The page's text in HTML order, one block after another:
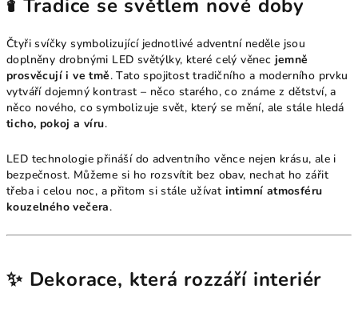
🕯️ Tradice se světlem nové doby
Čtyři svíčky symbolizující jednotlivé adventní neděle jsou
doplněny drobnými LED světýlky, které celý věnec jemně
prosvěcují i ve tmě. Tato spojitost tradičního a moderního prvku
vytváří dojemný kontrast – něco starého, co známe z dětství, a
něco nového, co symbolizuje svět, který se mění, ale stále hledá
ticho, pokoj a víru.
LED technologie přináší do adventního věnce nejen krásu, ale i
bezpečnost. Můžeme si ho rozsvítit bez obav, nechat ho zářit
třeba i celou noc, a přitom si stále užívat intimní atmosféru
kouzelného večera.
✨ Dekorace, která rozzáří interiér